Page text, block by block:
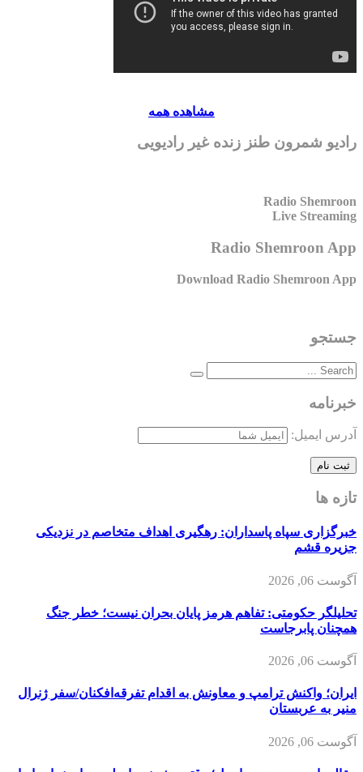
مشاهده همه
رادیو شمرون طنز زنده غیر رادیویی
Radio Shemroon
Live Streaming
Radio Shemroon App
Download Radio Shemroon App
جستجو
خبرنامه
آدرس ایمیل:
تازه ها
خبرگزاری سپاه پاسداران: رهگیری اهداف متخاصم در نزدیکی
جزیره قشم
آگوست 06, 2026
تحلیلگر حکومتی: تفاهم هرمز پایان بحران نیست؛ خطر جنگ
همچنان پابرجاست
آگوست 06, 2026
ایران؛ واکنش ترامپ و معاونش به اقدام تفرقه‌افکنان/سفر ژنرال
منیر به عربستان
آگوست 06, 2026